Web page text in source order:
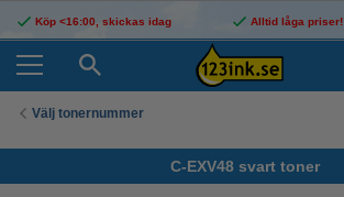
Köp <16:00, skickas idag Alltid låga priser!
Välj tonernummer
C-EXV48 svart toner